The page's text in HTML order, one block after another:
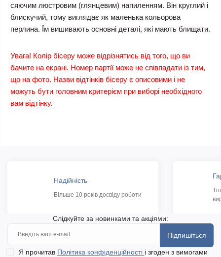
сяючим люстровим (глянцевим) напиленням. Він круглий і
блискучий, тому виглядає як маленька кольорова
перлина. Їм вишивають основні деталі, які мають блищати.
Увага! Колір бісеру може відрізнятись від того, що ви
бачите на екрані. Номер партії може не співпадати із тим,
що на фото. Назви відтінків бісеру є описовими і не
можуть бути головним критерієм при виборі необхідного
вам відтінку.
Надійність
Більше 10 років досвіду роботи
Слідкуйте за новинками та акціями:
Підпишіться
Я прочитав Політика конфіденційності і згоден з вимогами